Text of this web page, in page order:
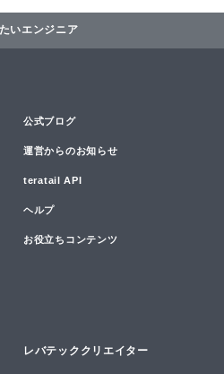
いエンジニア
公式ブログ
運営からのお知らせ
teratail API
ヘルプ
お役立ちコンテンツ
レバテッククリエイター